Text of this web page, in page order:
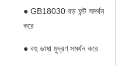
● GB18030 বড় ফন্ট সমর্থন
করে
● বহু ভাষা মুদ্রণ সমর্থন করে